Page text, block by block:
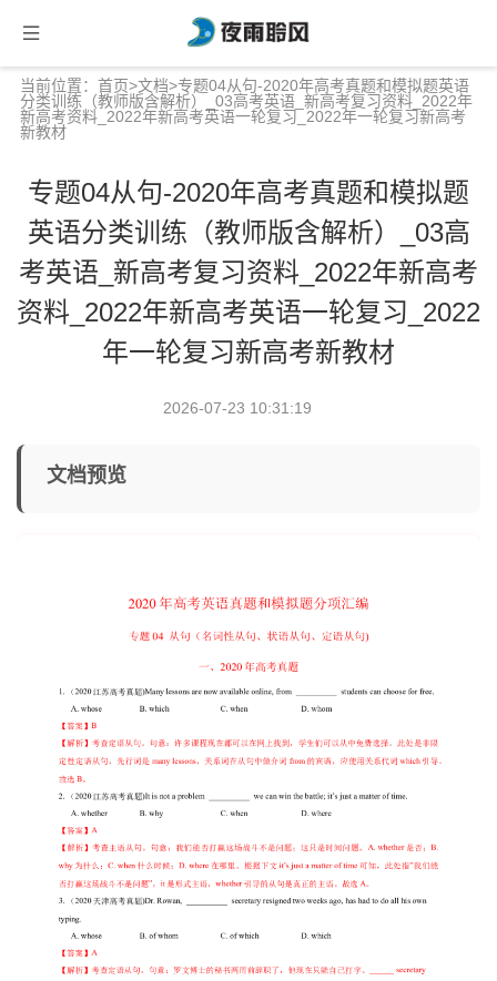
当前位置： 首页>文档>专题04从句-2020年高考真题和模拟题英语
分类训练（教师版含解析）_03高考英语_新高考复习资料_2022年
新高考资料_2022年新高考英语一轮复习_2022年一轮复习新高考
新教材
专题04从句-2020年高考真题和模拟题
英语分类训练（教师版含解析）_03高
考英语_新高考复习资料_2022年新高考
资料_2022年新高考英语一轮复习_2022
年一轮复习新高考新教材
2026-07-23 10:31:19
文档预览